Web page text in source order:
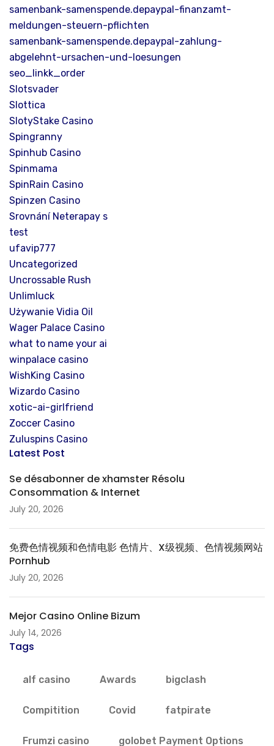
samenbank-samenspende.depaypal-finanzamt-
meldungen-steuern-pflichten
samenbank-samenspende.depaypal-zahlung-
abgelehnt-ursachen-und-loesungen
seo_linkk_order
Slotsvader
Slottica
SlotyStake Casino
Spingranny
Spinhub Casino
Spinmama
SpinRain Casino
Spinzen Casino
Srovnání Neterapay s
test
ufavip777
Uncategorized
Uncrossable Rush
Unlimluck
Używanie Vidia Oil
Wager Palace Casino
what to name your ai
winpalace casino
WishKing Casino
Wizardo Casino
xotic-ai-girlfriend
Zoccer Casino
Zuluspins Casino
Latest Post
Se désabonner de xhamster Résolu
Consommation & Internet
July 20, 2026
免费色情视频和色情电影 色情片、X级视频、色情视频网站
Pornhub
July 20, 2026
Mejor Casino Online Bizum
July 14, 2026
Tags
alf casino Awards bigclash
Compitition Covid fatpirate
Frumzi casino golobet Payment Options